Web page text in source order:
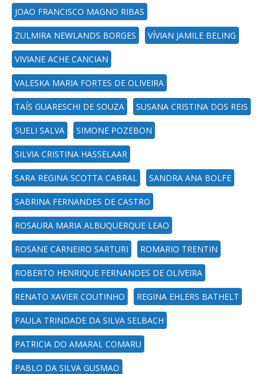
JOAO FRANCISCO MAGNO RIBAS
ZULMIRA NEWLANDS BORGES VÍVIAN JAMILE BELING
VIVIANE ACHE CANCIAN
VALESKA MARIA FORTES DE OLIVEIRA
TAÍS GUARESCHI DE SOUZA SUSANA CRISTINA DOS REIS
SUELI SALVA SIMONE POZEBON
SILVIA CRISTINA HASSELAAR
SARA REGINA SCOTTA CABRAL SANDRA ANA BOLFE
SABRINA FERNANDES DE CASTRO
ROSAURA MARIA ALBUQUERQUE LEAO
ROSANE CARNEIRO SARTURI ROMARIO TRENTIN
ROBERTO HENRIQUE FERNANDES DE OLIVEIRA
RENATO XAVIER COUTINHO REGINA EHLERS BATHELT
PAULA TRINDADE DA SILVA SELBACH
PATRICIA DO AMARAL COMARU
PABLO DA SILVA GUSMAO